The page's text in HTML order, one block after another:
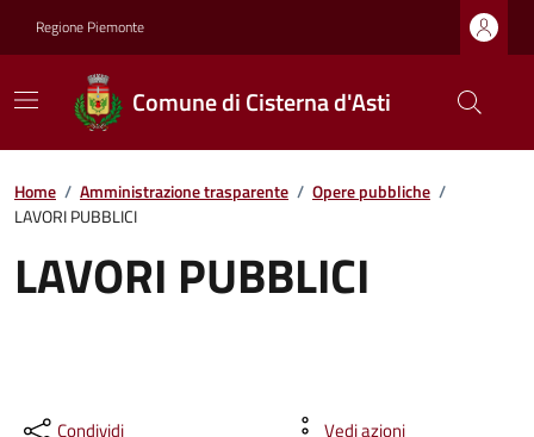
Regione Piemonte
Comune di Cisterna d'Asti
Home / Amministrazione trasparente / Opere pubbliche /
LAVORI PUBBLICI
LAVORI PUBBLICI
Condividi Vedi azioni